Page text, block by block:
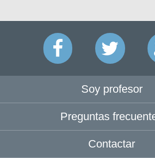
Soy profesor
Preguntas
Contactar